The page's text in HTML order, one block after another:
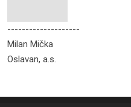
--------------------
Milan Mička
Oslavan, a.s.